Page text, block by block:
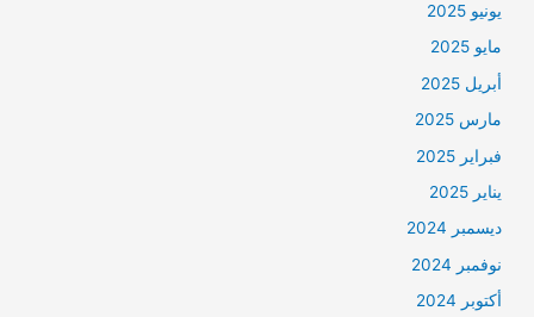
يونيو 2025
مايو 2025
أبريل 2025
مارس 2025
فبراير 2025
يناير 2025
ديسمبر 2024
نوفمبر 2024
أكتوبر 2024